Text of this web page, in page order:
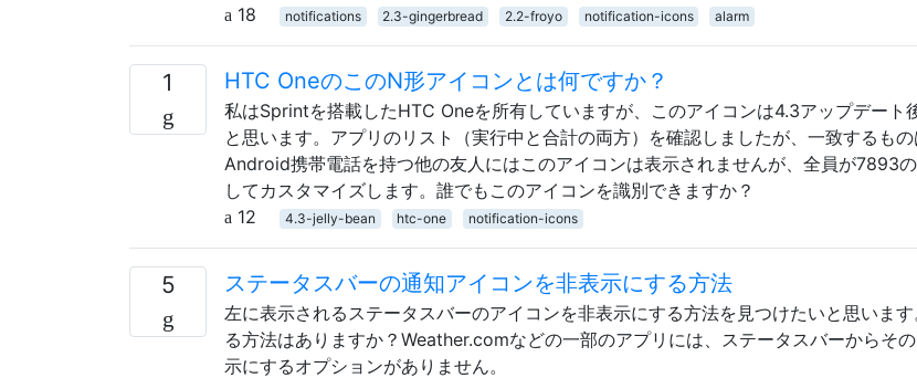
18
notifications 2.3-gingerbread 2.2-froyo notification-icons alarm
1 HTC OneのこのN形アイコンとは何ですか？
私はSprintを搭載したHTC Oneを所有していますが、このアイコンは4.3アップデート
と思います。アプリのリスト（実行中と合計の両方）を確認しましたが、一致するもの
Android携帯電話を持つ他の友人にはこのアイコンは表示されませんが、全員が7893
してカスタマイズします。誰でもこのアイコンを識別できますか？
12
4.3-jelly-bean htc-one notification-icons
5 ステータスバーの通知アイコンを非表示にする方法
左に表示されるステータスバーのアイコンを非表示にする方法を見つけたいと思いま
る方法はありますか？Weather.comなどの一部のアプリには、ステータスバーからそ
示にするオプションがありません。